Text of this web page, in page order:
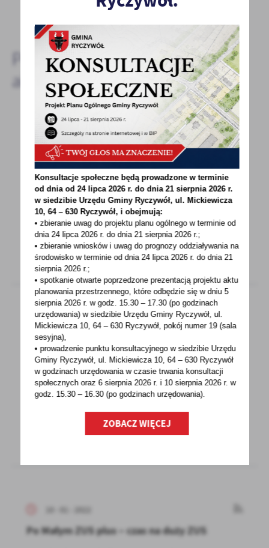
DODAJ KOMENTARZ
Pozostałe
aktualności
10 - 01 - 2022
OGŁOSZENIE O NABORZE NA STANOWISKO W
URZĘDZIE GMINY W RYCZYWOLE
Wójt Gminy Ryczywół ogłasza nabór
na stanowisko ds. obsługi kasowej w Urzędzie
Gminy w Ryczywole.
10 - 01 - 2022
TWOJA KREW = CZYJEŚ ŻYCIE
U W A G ATWOJA KREW = CZYJEŚ ŻYCIEZgłoś się
na akcjęhonorowego krwiodawstwa w dniu 16
stycznia...
Po Małym ZUS plus – czas na duży ZUS
Konsultacje społeczne będą prowadzone w terminie
od dnia od 24 lipca 2026 r. do dnia 21 sierpnia 2026 r.
w siedzibie Urzędu Gminy Ryczywół, ul. Mickiewicza
10, 64 – 630 Ryczywół, i obejmują:
• zbieranie uwag do projektu planu ogólnego w terminie od
dnia 24 lipca 2026 r. do dnia 21 sierpnia 2026 r.;
• zbieranie wniosków i uwag do prognozy oddziaływania na
środowisko w terminie od dnia 24 lipca 2026 r. do dnia 21
sierpnia 2026 r.;
• spotkanie otwarte poprzedzone prezentacją projektu aktu
planowania przestrzennego, które odbędzie się w dniu 5
sierpnia 2026 r.w godz. 15.30 – 17.30 (po godzinach
urzędowania) w siedzibie Urzędu Gminy Ryczywół, ul.
Mickiewicza 10, 64 – 630 Ryczywół, pokójnumer 19 (sala
sesyjna),
• prowadzenie punktu konsultacyjnego w siedzibie Urzędu
Gminy Ryczywół, ul. Mickiewicza 10, 64 – 630 Ryczywół
w godzinachurzędowania w czasie trwania konsultacji
społecznych oraz 6 sierpnia 2026 r. i 10 sierpnia 2026 r. w
godz. 15.30 – 16.30 (po godzinachurzędowania).
ZOBACZ WIĘCEJ